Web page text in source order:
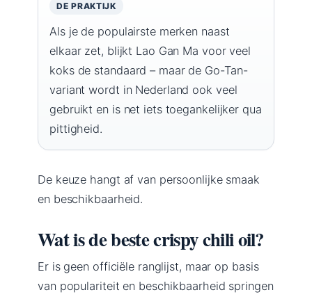
DE PRAKTIJK
Als je de populairste merken naast
elkaar zet, blijkt Lao Gan Ma voor veel
koks de standaard – maar de Go-Tan-
variant wordt in Nederland ook veel
gebruikt en is net iets toegankelijker qua
pittigheid.
De keuze hangt af van persoonlijke smaak
en beschikbaarheid.
Wat is de beste crispy chili oil?
Er is geen officiële ranglijst, maar op basis
van populariteit en beschikbaarheid springen